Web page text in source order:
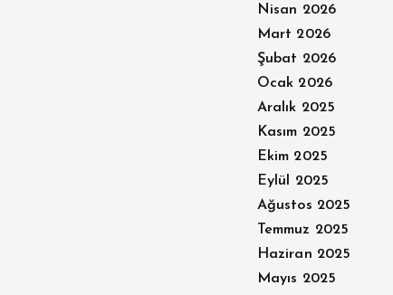
Nisan 2026
Mart 2026
Şubat 2026
Ocak 2026
Aralık 2025
Kasım 2025
Ekim 2025
Eylül 2025
Ağustos 2025
Temmuz 2025
Haziran 2025
Mayıs 2025